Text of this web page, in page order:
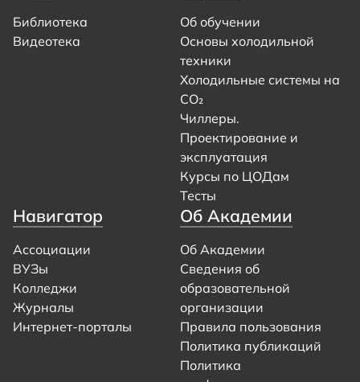
Библиотека
Видеотека
Об обучении
Основы холодильной
техники
Холодильные системы на
CO₂
Чиллеры.
Проектирование и
эксплуатация
Курсы по ЦОДам
Тесты
Навигатор
Ассоциации
ВУЗы
Колледжи
Журналы
Интернет-порталы
Об Академии
Об Академии
Сведения об
образовательной
организации
Правила пользования
Политика публикаций
Политика